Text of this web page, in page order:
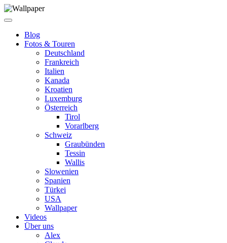
Blog
Fotos & Touren
Deutschland
Frankreich
Italien
Kanada
Kroatien
Luxemburg
Österreich
Tirol
Vorarlberg
Schweiz
Graubünden
Tessin
Wallis
Slowenien
Spanien
Türkei
USA
Wallpaper
Videos
Über uns
Alex